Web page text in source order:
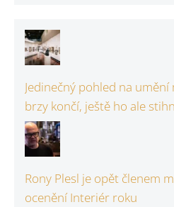
Jedinečný pohled na umění
brzy končí, ještě ho ale
Rony Plesl je opět členem
ocenění Interiér roku